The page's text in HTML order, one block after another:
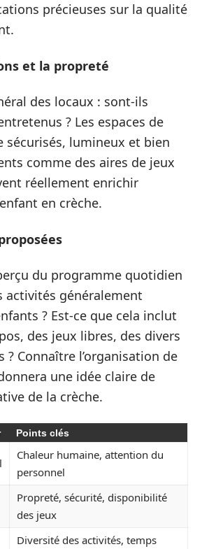
précieuses sur la qualité
et la propreté
des locaux : sont-ils
? Les espaces de
sécurisés, lumineux et bien
comme des aires de jeux
réellement enrichir
en crèche.
du programme quotidien
activités généralement
? Est-ce que cela inclut
des jeux libres, des divers
? Connaître l’organisation de
une idée claire de
de la crèche.
Points clés
Chaleur humaine, attention du
personnel
Propreté, sécurité, disponibilité
des jeux
Diversité des activités, temps